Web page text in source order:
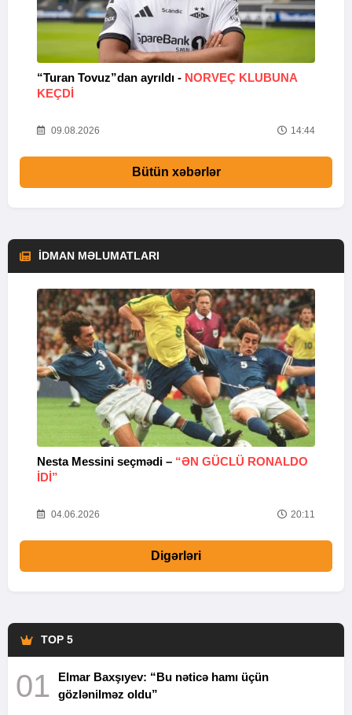
“Turan Tovuz”dan ayrıldı - NORVEÇ KLUBUNA
KEÇDİ
09.08.2026 14:44
Bütün xəbərlər
İDMAN MƏLUMATLARI
Nesta Messini seçmədi – “ƏN GÜCLÜ RONALDO
IDI”
04.06.2026 20:11
Digərləri
TOP 5
01
Elmar Baxşıyev: “Bu nəticə hamı üçün
gözlənilməz oldu”